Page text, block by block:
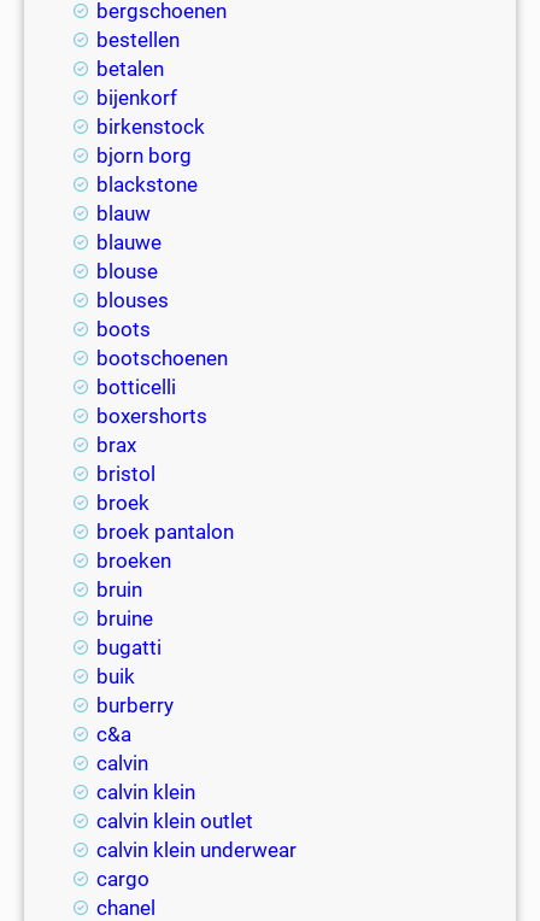
bergschoenen
bestellen
betalen
bijenkorf
birkenstock
bjorn borg
blackstone
blauw
blauwe
blouse
blouses
boots
bootschoenen
botticelli
boxershorts
brax
bristol
broek
broek pantalon
broeken
bruin
bruine
bugatti
buik
burberry
c&a
calvin
calvin klein
calvin klein outlet
calvin klein underwear
cargo
chanel